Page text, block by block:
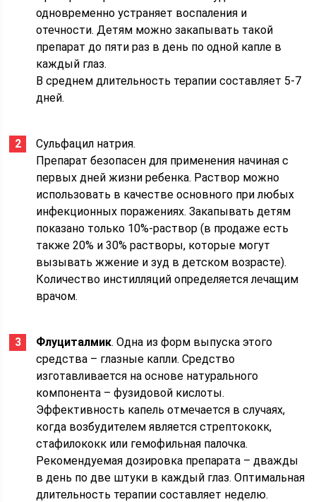
одновременно устраняет воспаления и
отечности. Детям можно закапывать такой
препарат до пяти раз в день по одной капле в
каждый глаз.
В среднем длительность терапии составляет 5-7
дней.
Сульфацил натрия.
Препарат безопасен для применения начиная с
первых дней жизни ребенка. Раствор можно
использовать в качестве основного при любых
инфекционных поражениях. Закапывать детям
показано только 10%-раствор (в продаже есть
также 20% и 30% растворы, которые могут
вызывать жжение и зуд в детском возрасте).
Количество инстилляций определяется лечащим
врачом.
Флуциталмик. Одна из форм выпуска этого
средства – глазные капли. Средство
изготавливается на основе натурального
компонента – фузидовой кислоты.
Эффективность капель отмечается в случаях,
когда возбудителем является стрептококк,
стафилококк или гемофильная палочка.
Рекомендуемая дозировка препарата – дважды
в день по две штуки в каждый глаз. Оптимальная
длительность терапии составляет неделю.